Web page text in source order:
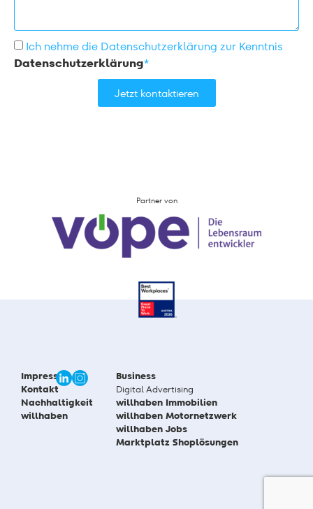
Ich nehme die Datenschutzerklärung zur Kenntnis
Datenschutzerklärung*
Jetzt kontaktieren
Partner von
Impressum
Kontakt
Nachhaltigkeit
willhaben
Business
Digital Advertising
willhaben Immobilien
willhaben Motornetzwerk
willhaben Jobs
Marktplatz Shoplösungen